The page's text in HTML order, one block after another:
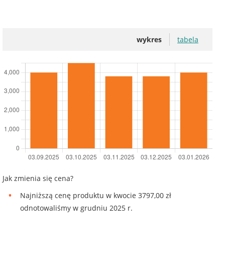
wykres tabela
Jak zmienia się cena?
Najniższą cenę produktu w kwocie 3797,00 zł
odnotowaliśmy w grudniu 2025 r.